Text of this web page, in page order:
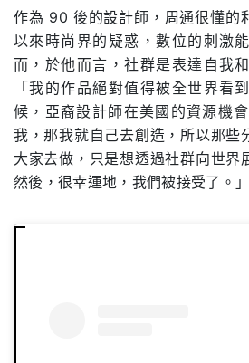
作為 90 後的設計師，周通很懂的
以來時尚界的疑惑，數位的刺激
而，於他而言，社群是表達自我
「我的作品絕對值得被全世界看
候，亞裔設計師在美國的資源機
我，那我就自己去創造，所以那些
大家去做，只是想透過社群向世界
然後，很幸運地，我們被接受了。」